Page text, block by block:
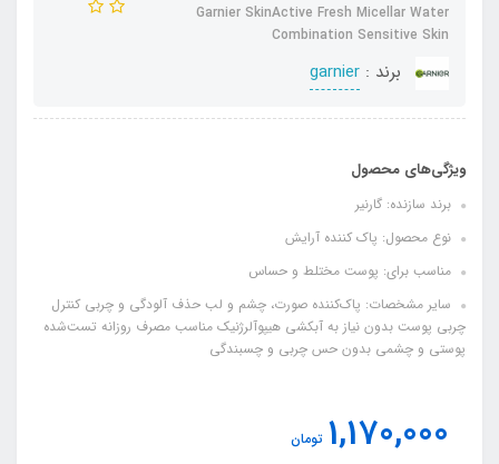
Garnier SkinActive Fresh Micellar Water
Combination Sensitive Skin
برند : garnier
ویژگی‌های محصول
برند سازنده: گارنیر
نوع محصول: پاک کننده آرایش
مناسب برای: پوست مختلط و حساس
سایر مشخصات: پاک‌کننده صورت، چشم و لب حذف آلودگی و چربی کنترل
چربی پوست بدون نیاز به آبکشی هیپوآلرژنیک مناسب مصرف روزانه تست‌شده
پوستی و چشمی بدون حس چربی و چسبندگی
1,170,000 تومان